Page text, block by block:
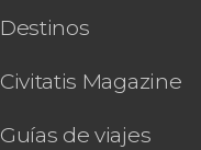
Destinos
Civitatis Magazine
Guías de viajes